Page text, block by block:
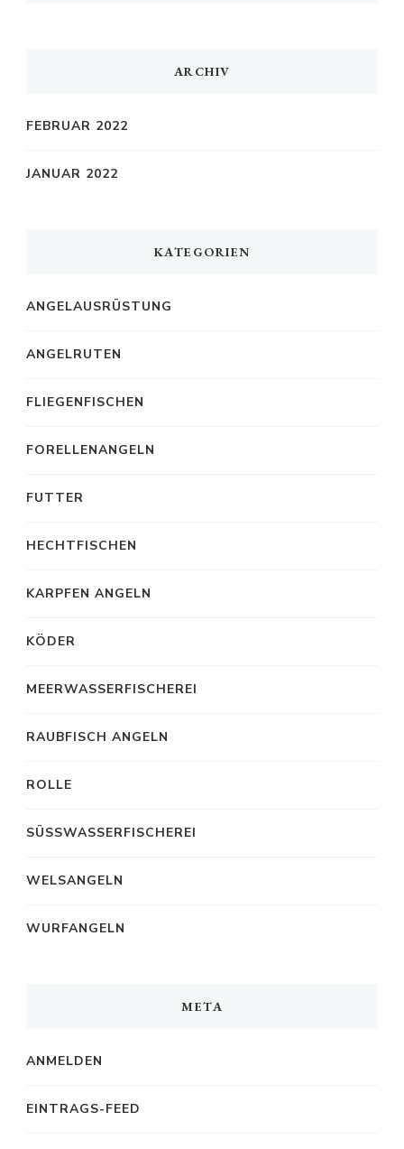
ARCHIV
FEBRUAR 2022
JANUAR 2022
KATEGORIEN
ANGELAUSRÜSTUNG
ANGELRUTEN
FLIEGENFISCHEN
FORELLENANGELN
FUTTER
HECHTFISCHEN
KARPFEN ANGELN
KÖDER
MEERWASSERFISCHEREI
RAUBFISCH ANGELN
ROLLE
SÜSSWASSERFISCHEREI
WELSANGELN
WURFANGELN
META
ANMELDEN
EINTRAGS-FEED